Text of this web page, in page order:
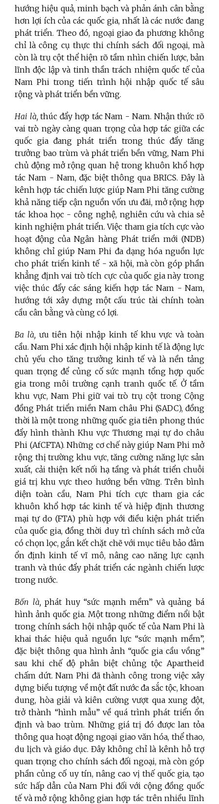
hướng hiệu quả, minh bạch và phản ánh cân bằng
hơn lợi ích của các quốc gia, nhất là các nước đang
phát triển. Theo đó, ngoại giao đa phương không
chỉ là công cụ thực thi chính sách đối ngoại, mà
còn là trụ cột thể hiện rõ tầm nhìn chiến lược, bản
lĩnh độc lập và tinh thần trách nhiệm quốc tế của
Nam Phi trong tiến trình hội nhập quốc tế sâu
rộng và phát triển bền vững.
Hai là,thúc đẩy hợp tác Nam - Nam. Nhận thức rõ
vai trò ngày càng quan trọng của hợp tác giữa các
quốc gia đang phát triển trong thúc đẩy tăng
trưởng bao trùm và phát triển bền vững, Nam Phi
chủ động mở rộng quan hệ trong khuôn khổ hợp
tác Nam - Nam, đặc biệt thông qua BRICS. Đây là
kênh hợp tác chiến lược giúp Nam Phi tăng cường
khả năng tiếp cận nguồn vốn ưu đãi, mở rộng hợp
tác khoa học - công nghệ, nghiên cứu và chia sẻ
kinh nghiệm phát triển. Việc tham gia tích cực vào
hoạt động của Ngân hàng Phát triển mới (NDB)
không chỉ giúp Nam Phi đa dạng hóa nguồn lực
cho phát triển kinh tế - xã hội, mà còn góp phần
khẳng định vai trò tích cực của quốc gia này trong
việc thúc đẩy các sáng kiến hợp tác Nam - Nam,
hướng tới xây dựng một cấu trúc tài chính toàn
cầu cân bằng và cùng có lợi.
Ba là,ưu tiên hội nhập kinh tế khu vực và toàn
cầu. Nam Phi xác định hội nhập kinh tế là động lực
chủ yếu cho tăng trưởng kinh tế và là nền tảng
quan trọng để củng cố sức mạnh tổng hợp quốc
gia trong môi trường cạnh tranh quốc tế. Ở tầm
khu vực, Nam Phi giữ vai trò trụ cột trong Cộng
đồng Phát triển miền Nam châu Phi (SADC), đồng
thời là một trong những quốc gia tiên phong thúc
đẩy hình thành Khu vực Thương mại tự do châu
Phi (AfCFTA). Những cơ chế này giúp Nam Phi mở
rộng thị trường khu vực, tăng cường năng lực sản
xuất, cải thiện kết nối hạ tầng và phát triển chuỗi
giá trị khu vực theo hướng bền vững. Trên bình
diện toàn cầu, Nam Phi tích cực tham gia các
khuôn khổ hợp tác kinh tế và hiệp định thương
mại tự do (FTA) phù hợp với điều kiện phát triển
của quốc gia, đồng thời duy trì chính sách mở cửa
có chọn lọc, gắn kết chặt chẽ với mục tiêu bảo đảm
ổn định kinh tế vĩ mô, nâng cao năng lực cạnh
tranh và thúc đẩy phát triển các ngành chiến lược
trong nước.
Bốn là,phát huy “sức mạnh mềm” và quảng bá
hình ảnh quốc gia. Một trong những điểm nổi bật
trong chính sách hội nhập quốc tế của Nam Phi là
khai thác hiệu quả nguồn lực “sức mạnh mềm”,
đặc biệt thông qua hình ảnh “quốc gia cầu vồng”
sau khi chế độ phân biệt chủng tộc Apartheid
chấm dứt. Nam Phi đã thành công trong việc xây
dựng biểu tượng về một đất nước đa sắc tộc, khoan
dung, hòa giải và kiên cường vượt qua xung đột,
trở thành “hình mẫu” về quá trình phát triển ổn
định và bao trùm. Những giá trị đó được lan tỏa
thông qua hoạt động ngoại giao văn hóa, thể thao,
du lịch và giáo dục. Đây không chỉ là kênh hỗ trợ
quan trọng cho chính sách đối ngoại, mà còn góp
phần củng cố uy tín, nâng cao vị thế quốc gia, tạo
sức hấp dẫn của Nam Phi đối với cộng đồng quốc
tế và mở rộng không gian hợp tác trên nhiều lĩnh